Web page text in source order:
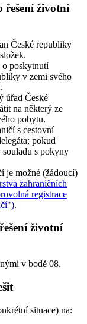
řešení životní
České republiky
o poskytnutí
v zemi svého
úřad České
na některý ze
pobytu.
s cestovní
pokud
souladu s pokyny
je možné (žádoucí)
zahraničních
registrace
.
životní
v bodě 08.
situace) na: